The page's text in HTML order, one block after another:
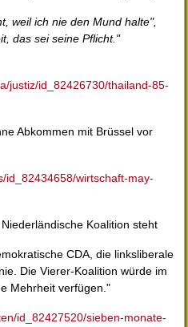
weil ich nie den Mund halte",
das sei seine Pflicht."
justiz/id_82426730/thailand-85-
Abkommen mit Brüssel vor
id_82434658/wirtschaft-may-
Koalition steht
CDA, die linksliberale
Die Vierer-Koalition würde im
Mehrheit verfügen."
id_82427520/sieben-monate-